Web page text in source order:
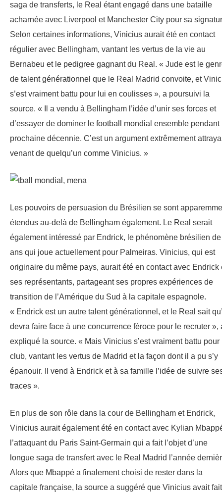
saga de transferts, le Real étant engagé dans une bataille
acharnée avec Liverpool et Manchester City pour sa
Selon certaines informations, Vinicius aurait été en contact
régulier avec Bellingham, vantant les vertus de la vie au
Bernabeu et le pedigree gagnant du Real. « Jude est le
de talent générationnel que le Real Madrid convoite, et
s’est vraiment battu pour lui en coulisses », a poursuivi la
source. « Il a vendu à Bellingham l’idée d’unir ses forces et
d’essayer de dominer le football mondial ensemble pendant
prochaine décennie. C’est un argument extrêmement
venant de quelqu’un comme Vinicius. »
Les pouvoirs de persuasion du Brésilien se sont
étendus au-delà de Bellingham également. Le Real serait
également intéressé par Endrick, le phénomène brésilien
ans qui joue actuellement pour Palmeiras. Vinicius, qui est
originaire du même pays, aurait été en contact avec Endrick
ses représentants, partageant ses propres expériences de
transition de l’Amérique du Sud à la capitale espagnole.
« Endrick est un autre talent générationnel, et le Real sait
devra faire face à une concurrence féroce pour le recruter »,
expliqué la source. « Mais Vinicius s’est vraiment battu pour
club, vantant les vertus de Madrid et la façon dont il a pu s’y
épanouir. Il vend à Endrick et à sa famille l’idée de suivre
traces ».
En plus de son rôle dans la cour de Bellingham et Endrick,
Vinicius aurait également été en contact avec Kylian
l’attaquant du Paris Saint-Germain qui a fait l’objet d’une
longue saga de transfert avec le Real Madrid l’année
Alors que Mbappé a finalement choisi de rester dans la
capitale française, la source a suggéré que Vinicius avait fait